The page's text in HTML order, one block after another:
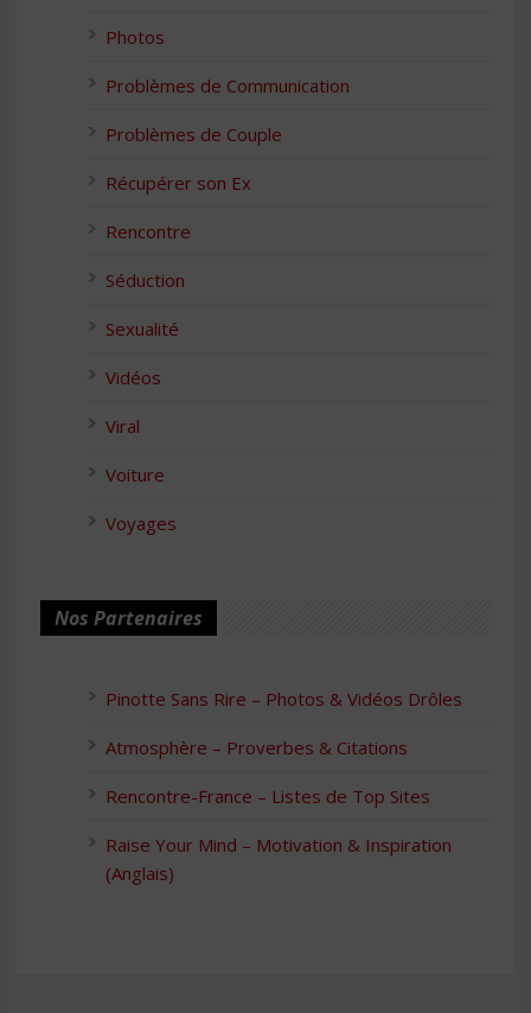
Photos
Problèmes de Communication
Problèmes de Couple
Récupérer son Ex
Rencontre
Séduction
Sexualité
Vidéos
Viral
Voiture
Voyages
Nos Partenaires
Pinotte Sans Rire – Photos & Vidéos Drôles
Atmosphère – Proverbes & Citations
Rencontre-France – Listes de Top Sites
Raise Your Mind – Motivation & Inspiration
(Anglais)